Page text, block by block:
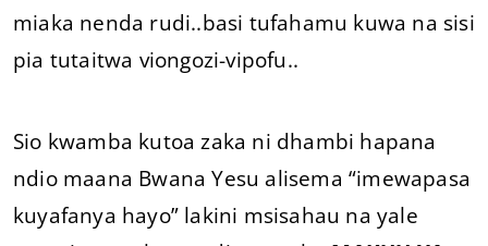
miaka nenda rudi..basi tufahamu kuwa na sisi
pia tutaitwa viongozi-vipofu..
Sio kwamba kutoa zaka ni dhambi hapana
ndio maana Bwana Yesu alisema “imewapasa
kuyafanya hayo” lakini msisahau na yale